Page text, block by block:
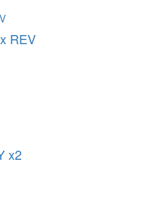
REV
x2